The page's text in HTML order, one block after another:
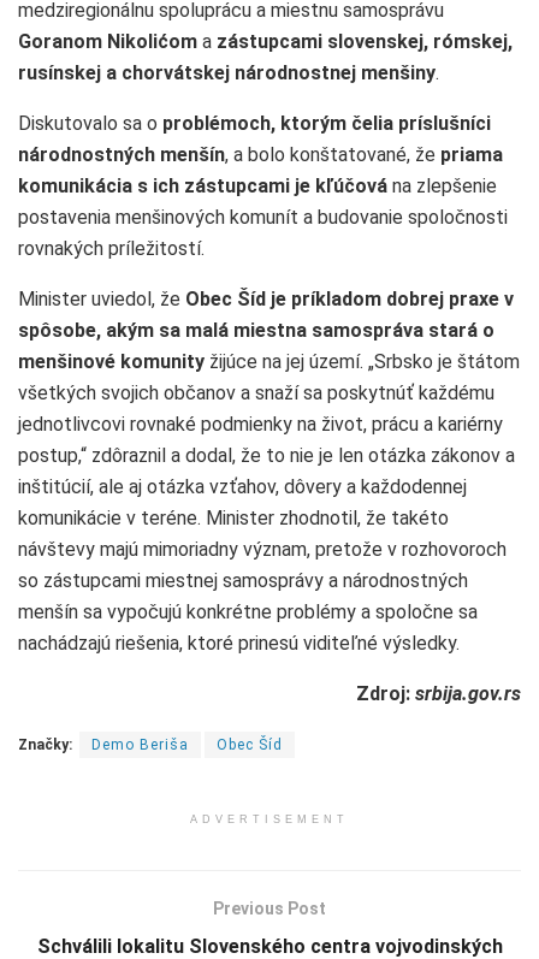
medziregionálnu spoluprácu a miestnu samosprávu
Goranom Nikolićom a zástupcami slovenskej, rómskej,
rusínskej a chorvátskej národnostnej menšiny.
Diskutovalo sa o problémoch, ktorým čelia príslušníci
národnostných menšín, a bolo konštatované, že priama
komunikácia s ich zástupcami je kľúčová na zlepšenie
postavenia menšinových komunít a budovanie spoločnosti
rovnakých príležitostí.
Minister uviedol, že Obec Šíd je príkladom dobrej praxe v
spôsobe, akým sa malá miestna samospráva stará o
menšinové komunity žijúce na jej území. „Srbsko je štátom
všetkých svojich občanov a snaží sa poskytnúť každému
jednotlivcovi rovnaké podmienky na život, prácu a kariérny
postup,“ zdôraznil a dodal, že to nie je len otázka zákonov a
inštitúcií, ale aj otázka vzťahov, dôvery a každodennej
komunikácie v teréne. Minister zhodnotil, že takéto
návštevy majú mimoriadny význam, pretože v rozhovoroch
so zástupcami miestnej samosprávy a národnostných
menšín sa vypočujú konkrétne problémy a spoločne sa
nachádzajú riešenia, ktoré prinesú viditeľné výsledky.
Zdroj: srbija.gov.rs
Značky: Demo Beriša Obec Šíd
ADVERTISEMENT
Previous Post
Schválili lokalitu Slovenského centra vojvodinských